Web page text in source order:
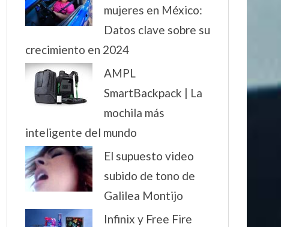
mujeres en México:
Datos clave sobre su
crecimiento en 2024
AMPL
SmartBackpack | La
mochila más
inteligente del mundo
El supuesto video
subido de tono de
Galilea Montijo
Infinix y Free Fire